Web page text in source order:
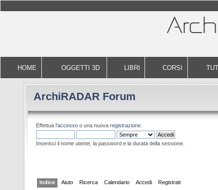
HOME OGGETTI 3D LIBRI CORSI
ArchiRADAR Forum
Effettua l'accesso o una nuova registrazione.
Inserisci il nome utente, la password e la durata della sessione.
Indice Aiuto Ricerca Calendario Accedi Registrati